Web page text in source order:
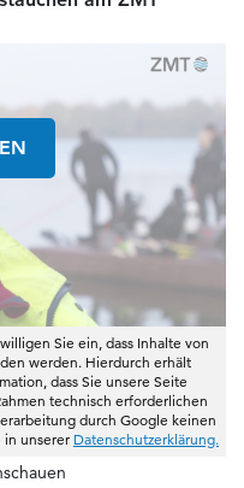
Sie ein, dass Inhalte von
werden. Hierdurch erhält
dass Sie unsere Seite
technisch erforderlichen
durch Google keinen
in unserer Datenschutzerklärung.